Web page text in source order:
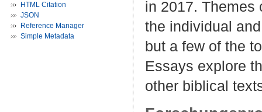
HTML Citation
JSON
Reference Manager
Simple Metadata
in 2017. Themes
the individual
but a few of the
Essays explore
other biblical